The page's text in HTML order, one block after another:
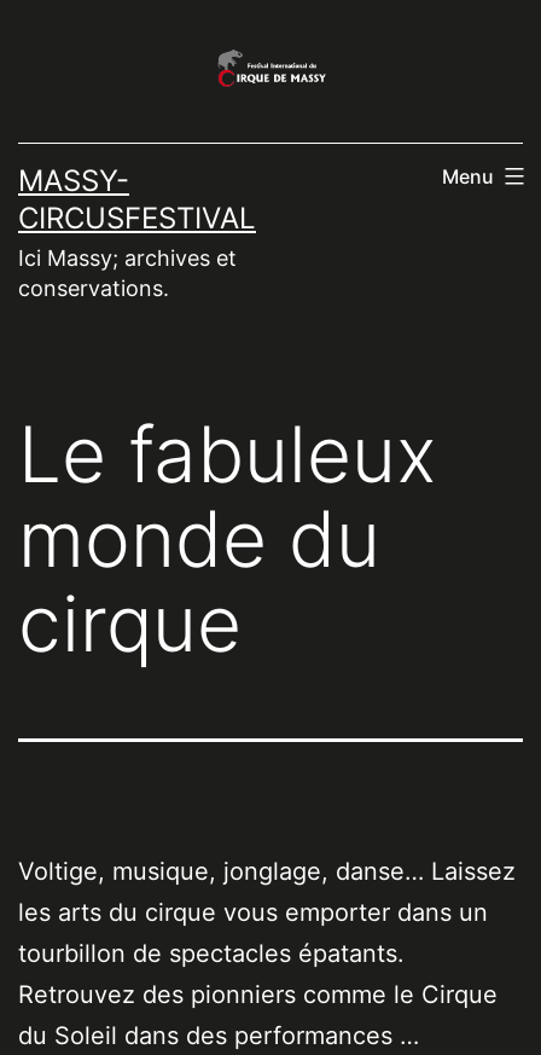
MASSY-
CIRCUSFESTIVAL
Ici Massy; archives et
conservations.
Menu
Le fabuleux
monde du
cirque
Voltige, musique, jonglage, danse… Laissez
les arts du cirque vous emporter dans un
tourbillon de spectacles épatants.
Retrouvez des pionniers comme le Cirque
du Soleil dans des performances …